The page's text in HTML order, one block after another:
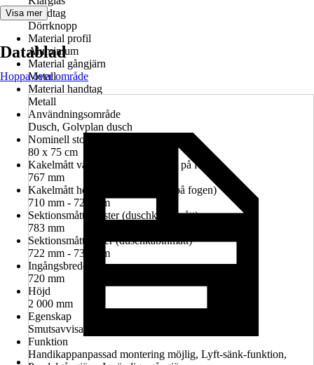
Handtag
Dörrknopp
Material profil
Aluminium
Material gångjärn
Metall
Material handtag
Metall
Användningsområde
Dusch, Golvplan dusch
Nominell storlek i cm
80 x 75 cm
Kakelmått vänster (glasrutans mitt på fogen)
767 mm
Kakelmått höger (glasrutans mitt på fogen)
710 mm - 724 mm
Sektionsmått vänster (duschkabinmått)
783 mm
Sektionsmått höger (duschkabinmått)
722 mm - 736 mm
Ingångsbredd
720 mm
Höjd
2 000 mm
Egenskap
Smutsavvisande glasbeläggning, Konfigurerbar
Funktion
Handikappanpassad montering möjlig, Lyft-sänk-funktion,
Visa mer
Datablad
Hoppa över område